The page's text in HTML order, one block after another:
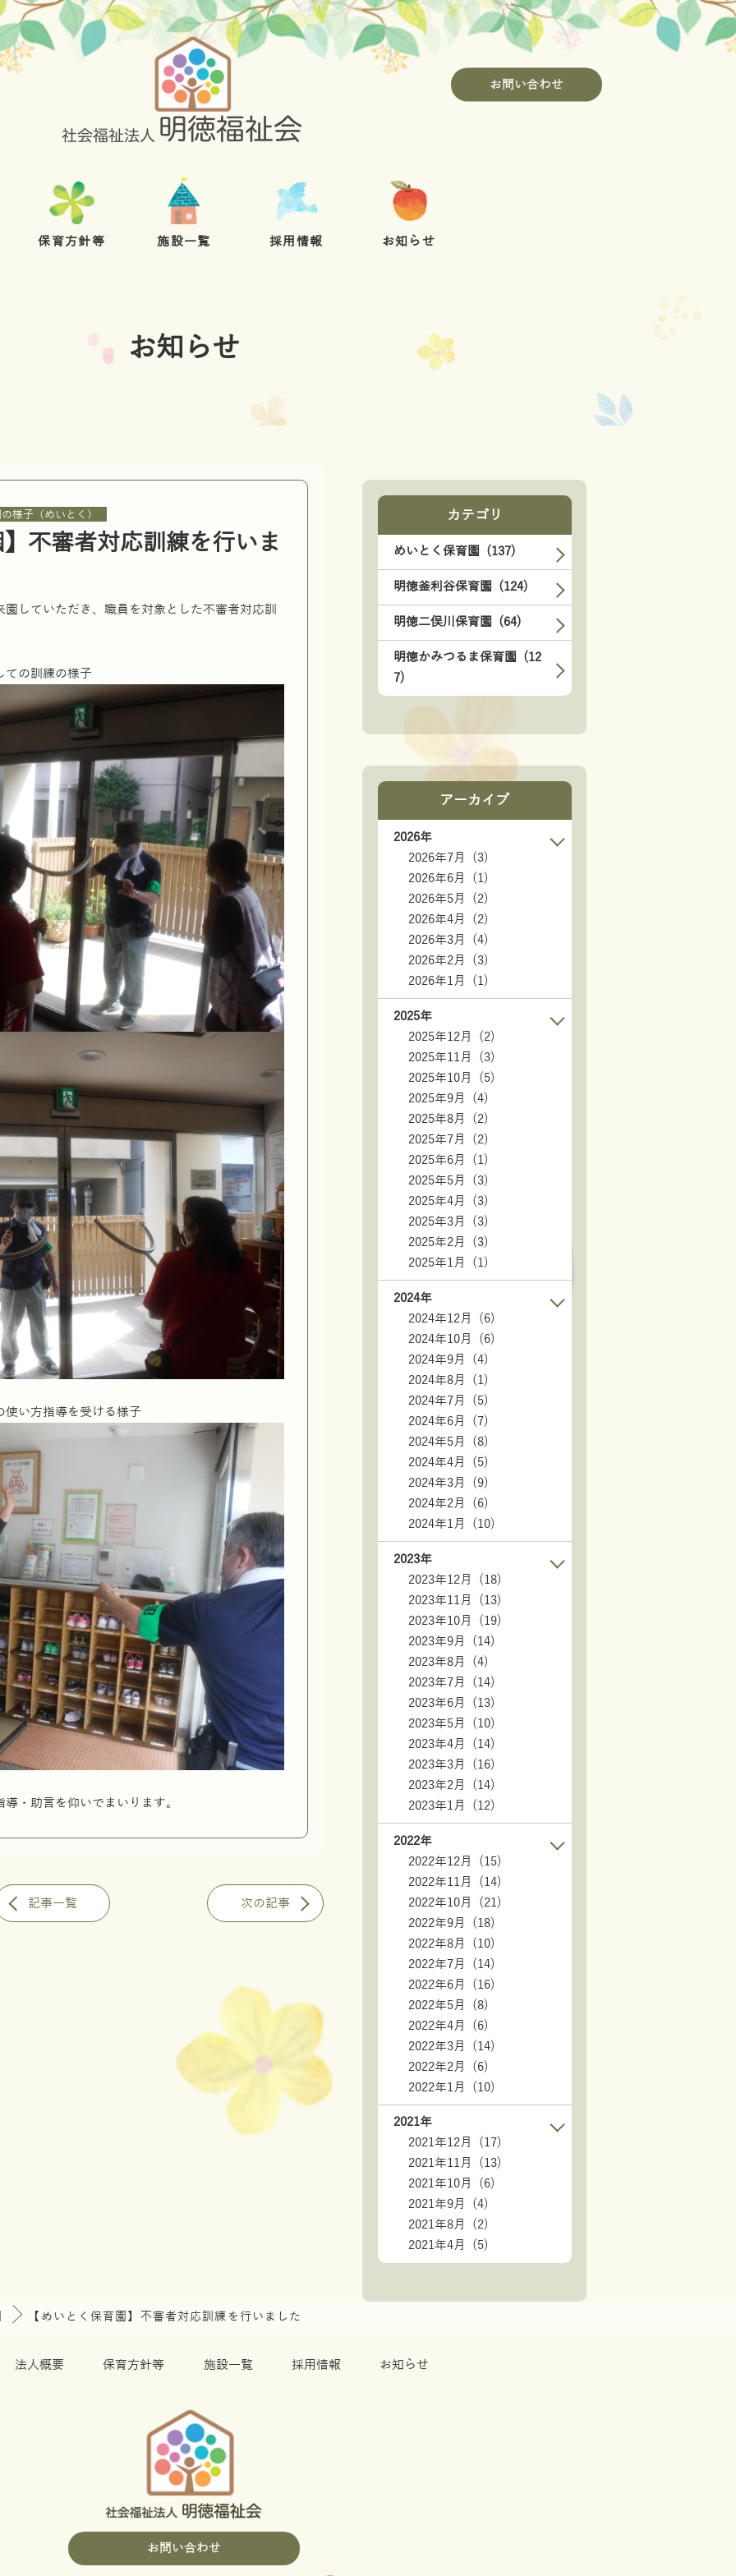
お問い合わせ
保育方針等 施設一覧 採用情報 お知らせ
お知らせ
様子（めいとく）
不審者対応訓練を行いま
していただき、職員を対象とした不審者対応訓
ての訓練の様子
使い方指導を受ける様子
・助言を仰いでまいります。
記事一覧 次の記事
カテゴリ
めいとく保育園 (137)
明徳釜利谷保育園 (124)
明徳二俣川保育園 (64)
明徳かみつるま保育園 (12
7)
アーカイブ
2026年
2026年7月 (3)
2026年6月 (1)
2026年5月 (2)
2026年4月 (2)
2026年3月 (4)
2026年2月 (3)
2026年1月 (1)
2025年
2025年12月 (2)
2025年11月 (3)
2025年10月 (5)
2025年9月 (4)
2025年8月 (2)
2025年7月 (2)
2025年6月 (1)
2025年5月 (3)
2025年4月 (3)
2025年3月 (3)
2025年2月 (3)
2025年1月 (1)
2024年
2024年12月 (6)
2024年10月 (6)
2024年9月 (4)
2024年8月 (1)
2024年7月 (5)
2024年6月 (7)
2024年5月 (8)
2024年4月 (5)
2024年3月 (9)
2024年2月 (6)
2024年1月 (10)
2023年
2023年12月 (18)
2023年11月 (13)
2023年10月 (19)
2023年9月 (14)
2023年8月 (4)
2023年7月 (14)
2023年6月 (13)
2023年5月 (10)
2023年4月 (14)
2023年3月 (16)
2023年2月 (14)
2023年1月 (12)
2022年
2022年12月 (15)
2022年11月 (14)
2022年10月 (21)
2022年9月 (18)
2022年8月 (10)
2022年7月 (14)
2022年6月 (16)
2022年5月 (8)
2022年4月 (6)
2022年3月 (14)
2022年2月 (6)
2022年1月 (10)
2021年
2021年12月 (17)
2021年11月 (13)
2021年10月 (6)
2021年9月 (4)
2021年8月 (2)
2021年4月 (5)
【めいとく保育園】不審者対応訓練を行いました
法人概要 保育方針等 施設一覧 採用情報 お知らせ
お問い合わせ